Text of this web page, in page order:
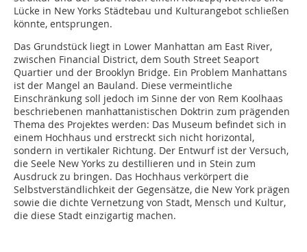
Lücke in New Yorks Städtebau und Kulturangebot schließen
könnte, entsprungen.
Das Grundstück liegt in Lower Manhattan am East River,
zwischen Financial District, dem South Street Seaport
Quartier und der Brooklyn Bridge. Ein Problem Manhattans
ist der Mangel an Bauland. Diese vermeintliche
Einschränkung soll jedoch im Sinne der von Rem Koolhaas
beschriebenen manhattanistischen Doktrin zum prägenden
Thema des Projektes werden: Das Museum befindet sich in
einem Hochhaus und erstreckt sich nicht horizontal,
sondern in vertikaler Richtung. Der Entwurf ist der Versuch,
die Seele New Yorks zu destillieren und in Stein zum
Ausdruck zu bringen. Das Hochhaus verkörpert die
Selbstverständlichkeit der Gegensätze, die New York prägen
sowie die dichte Vernetzung von Stadt, Mensch und Kultur,
die diese Stadt einzigartig machen.